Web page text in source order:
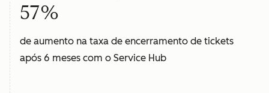
57%
de aumento na taxa de encerramento de tickets
após 6 meses com o Service Hub